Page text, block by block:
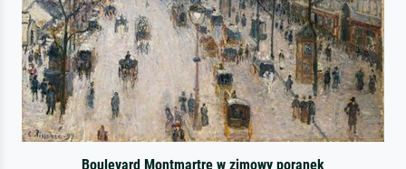
Boulevard Montmartre w zimowy poranek